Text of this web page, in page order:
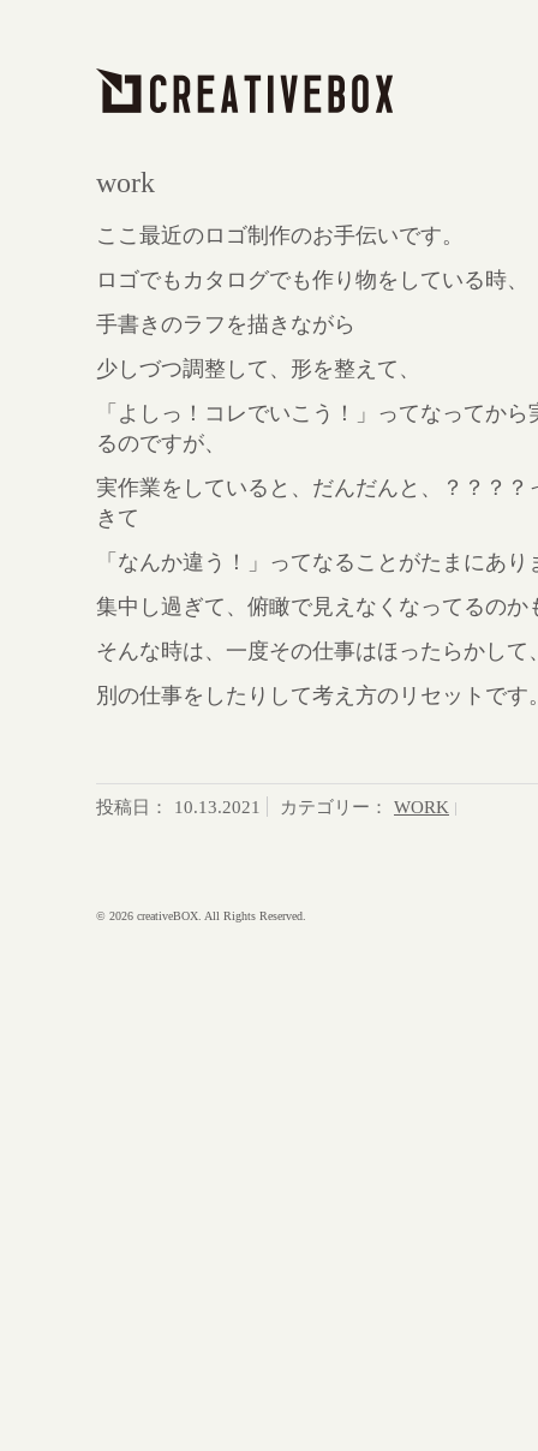
work
ここ最近のロゴ制作のお手伝いです。
ロゴでもカタログでも作り物をしている時、
手書きのラフを描きながら
少しづつ調整して、形を整えて、
「よしっ！コレでいこう！」ってなってから
るのですが、
実作業をしていると、だんだんと、？？？？
きて
「なんか違う！」ってなることがたまにあり
集中し過ぎて、俯瞰で見えなくなってるのか
そんな時は、一度その仕事はほったらかして
別の仕事をしたりして考え方のリセットです
投稿日： 10.13.2021 カテゴリー： WORK
© 2026 creativeBOX. All Rights Reserved.